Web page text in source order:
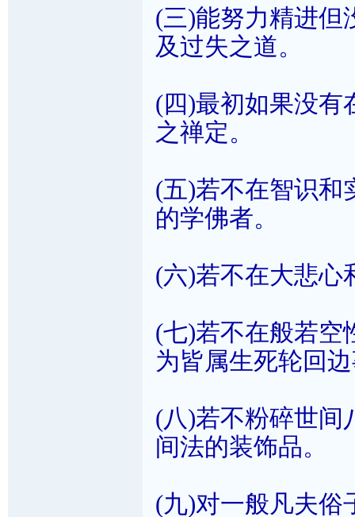
(三)能努力精进但
及过失之道。
(四)最初如果没有
之禅定。
(五)若不在智识和
的学佛者。
(六)若不在大悲心
(七)若不在般若空
为皆属生死轮回
(八)若不粉碎世间
间法的装饰品。
(九)对一般凡夫俗